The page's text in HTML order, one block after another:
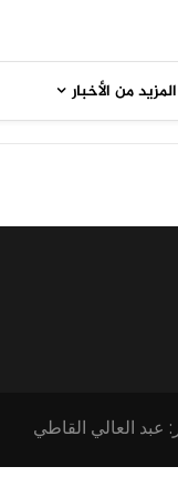
المزيد من الأخبار
عبد العالي القاطي